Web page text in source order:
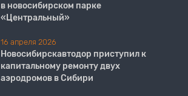
в новосибирском парке
«Центральный»
16 апреля 2026
Новосибирскавтодор приступил к
капитальному ремонту двух
аэродромов в Сибири